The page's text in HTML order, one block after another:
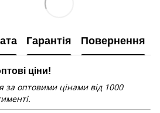
Гарантія Повернення
ціни!
за оптовими цінами від 1000